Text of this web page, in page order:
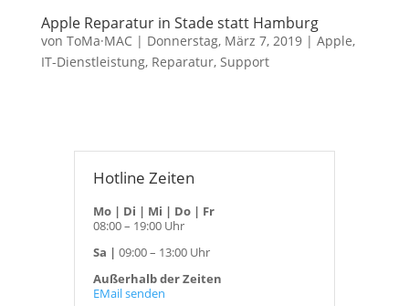
Apple Reparatur in Stade statt Hamburg
von ToMa·MAC| Donnerstag, März 7, 2019| Apple,
IT-Dienstleistung, Reparatur, Support
Hotline Zeiten
Mo | Di | Mi | Do | Fr
08:00 – 19:00 Uhr
Sa | 09:00 – 13:00 Uhr
Außerhalb der Zeiten
EMail senden